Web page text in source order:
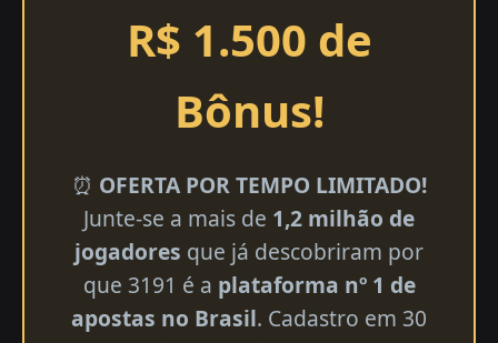
R$ 1.500 de
Bônus!
⏰ OFERTA POR TEMPO LIMITADO!
Junte-se a mais de 1,2 milhão de
jogadores que já descobriram por
que 3191 é a plataforma nº 1 de
apostas no Brasil. Cadastro em 30